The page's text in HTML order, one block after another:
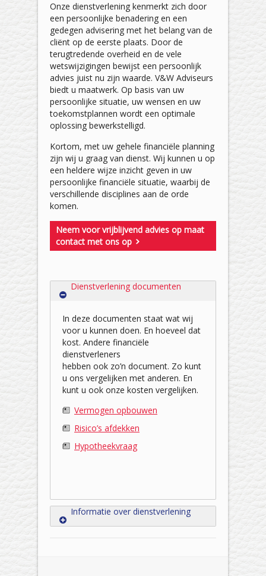
Onze dienstverlening kenmerkt zich door
een persoonlijke benadering en een
gedegen advisering met het belang van de
cliënt op de eerste plaats. Door de
terugtredende overheid en de vele
wetswijzigingen bewijst een persoonlijk
advies juist nu zijn waarde. V&W Adviseurs
biedt u maatwerk. Op basis van uw
persoonlijke situatie, uw wensen en uw
toekomstplannen wordt een optimale
oplossing bewerkstelligd.
Kortom, met uw gehele financiële planning
zijn wij u graag van dienst. Wij kunnen u op
een heldere wijze inzicht geven in uw
persoonlijke financiële situatie, waarbij de
verschillende disciplines aan de orde
komen.
Neem voor vrijblijvend advies op maat
contact met ons op
Dienstverlening documenten
In deze documenten staat wat wij
voor u kunnen doen. En hoeveel dat
kost. Andere financiële
dienstverleners
hebben ook zo’n document. Zo kunt
u ons vergelijken met anderen. En
kunt u ook onze kosten vergelijken.
Vermogen opbouwen
Risico’s afdekken
Hypotheekvraag
Informatie over dienstverlening